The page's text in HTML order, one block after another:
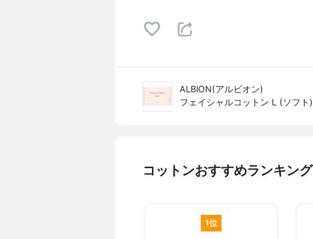
ALBION(アルビオン)
フェイシャルコットン L (ソフト)
コットンおすすめランキング
1位